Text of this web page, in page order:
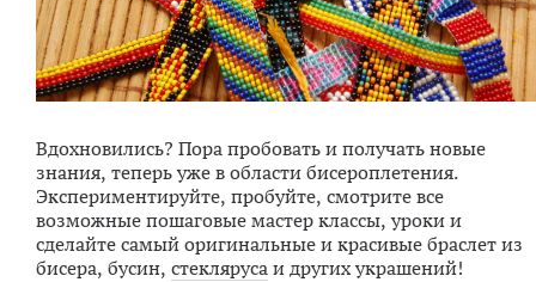
Вдохновились? Пора пробовать и получать новые
знания, теперь уже в области бисероплетения.
Экспериментируйте, пробуйте, смотрите все
возможные пошаговые мастер классы, уроки и
сделайте самый оригинальные и красивые браслет из
бисера, бусин, стекляруса и других украшений!